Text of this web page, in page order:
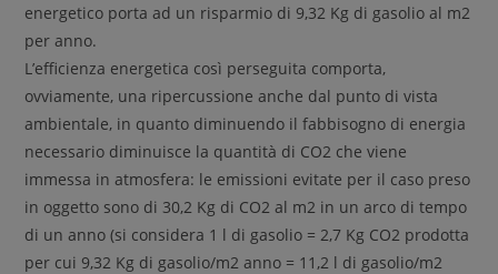
energetico porta ad un risparmio di 9,32 Kg di gasolio al m2
per anno.
L’efficienza energetica così perseguita comporta,
ovviamente, una ripercussione anche dal punto di vista
ambientale, in quanto diminuendo il fabbisogno di energia
necessario diminuisce la quantità di CO2 che viene
immessa in atmosfera: le emissioni evitate per il caso preso
in oggetto sono di 30,2 Kg di CO2 al m2 in un arco di tempo
di un anno (si considera 1 l di gasolio = 2,7 Kg CO2 prodotta
per cui 9,32 Kg di gasolio/m2 anno = 11,2 l di gasolio/m2